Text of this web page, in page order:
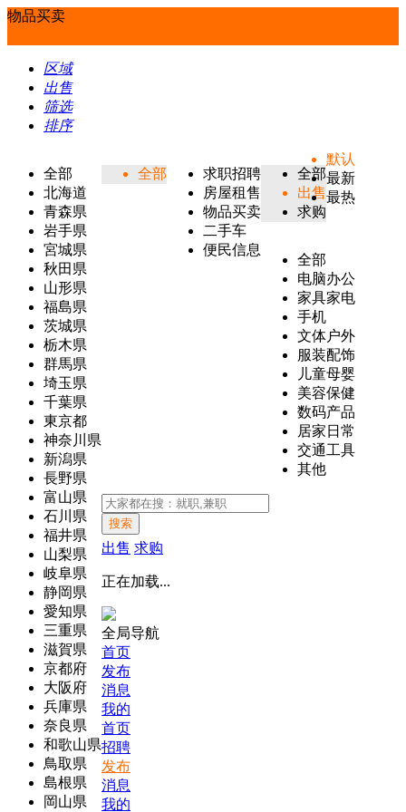
物品买卖
区域
出售
筛选
排序
全部
北海道
青森県
岩手県
宮城県
秋田県
山形県
福島県
茨城県
栃木県
群馬県
埼玉県
千葉県
東京都
神奈川県
新潟県
長野県
富山県
石川県
福井県
山梨県
岐阜県
静岡県
愛知県
三重県
滋賀県
京都府
大阪府
兵庫県
奈良県
和歌山県
鳥取県
島根県
岡山県
全部
求职招聘
房屋租售
物品买卖
二手车
便民信息
全部
出售
求购
全部
电脑办公
家具家电
手机
文体户外
服装配饰
儿童母婴
美容保健
数码产品
居家日常
交通工具
其他
默认
最新
最热
搜索
出售 求购
正在加载...
全局导航
首页
发布
消息
我的
首页
招聘
发布
消息
我的